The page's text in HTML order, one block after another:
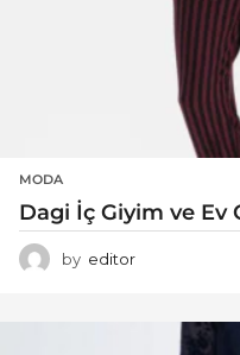
MODA
Dagi İç Giyim ve Ev
by editor